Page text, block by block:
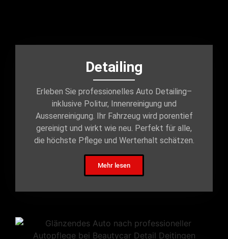
Detailing
Erleben Sie professionelles Auto Detailing–
inklusive Politur, Innenreinigung und
Aussenreinigung. Ihr Fahrzeug wird porentief
gereinigt und wirkt wie neu. Perfekt für alle,
die höchste Pflege und Werterhalt schätzen.
Mehr lesen